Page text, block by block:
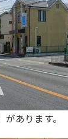
があります。